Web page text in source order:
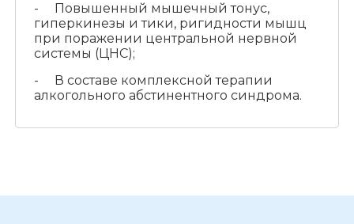
- Повышенный мышечный тонус,
гиперкинезы и тики, ригидности мышц
при поражении центральной нервной
системы (ЦНС);
- В составе комплексной терапии
алкогольного абстинентного синдрома.